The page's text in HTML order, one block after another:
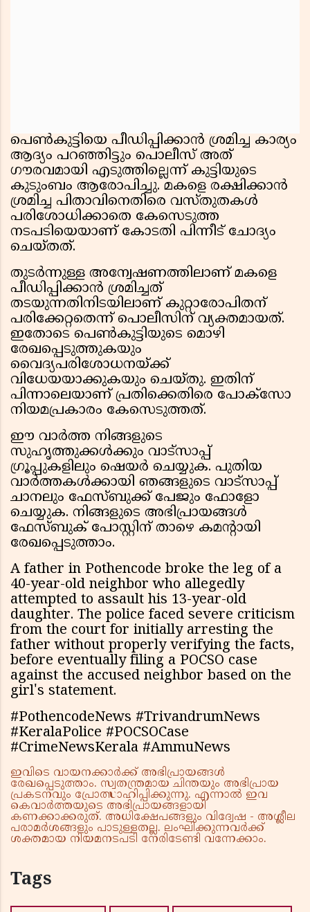
പെൺകുട്ടിയെ പീഡിപ്പിക്കാൻ ശ്രമിച്ച കാര്യം
ആദ്യം പറഞ്ഞിട്ടും പൊലീസ് അത്
ഗൗരവമായി എടുത്തില്ലെന്ന് കുട്ടിയുടെ
കുടുംബം ആരോപിച്ചു. മകളെ രക്ഷിക്കാൻ
ശ്രമിച്ച പിതാവിനെതിരെ വസ്തുതകൾ
പരിശോധിക്കാതെ കേസെടുത്ത
നടപടിയെയാണ് കോടതി പിന്നീട് ചോദ്യം
ചെയ്തത്.
തുടർന്നുള്ള അന്വേഷണത്തിലാണ് മകളെ
പീഡിപ്പിക്കാൻ ശ്രമിച്ചത്
തടയുന്നതിനിടയിലാണ് കുറ്റാരോപിതന്
പരിക്കേറ്റതെന്ന് പൊലീസിന് വ്യക്തമായത്.
ഇതോടെ പെൺകുട്ടിയുടെ മൊഴി
രേഖപ്പെടുത്തുകയും
വൈദ്യപരിശോധനയ്ക്ക്
വിധേയയാക്കുകയും ചെയ്തു. ഇതിന്
പിന്നാലെയാണ് പ്രതിക്കെതിരെ പോക്സോ
നിയമപ്രകാരം കേസെടുത്തത്.
ഈ വാർത്ത നിങ്ങളുടെ
സുഹൃത്തുക്കൾക്കും വാട്സാപ്പ്
ഗ്രൂപ്പുകളിലും ഷെയർ ചെയ്യുക. പുതിയ
വാർത്തകൾക്കായി ഞങ്ങളുടെ വാട്സാപ്പ്
ചാനലും ഫേസ്ബുക്ക് പേജും ഫോളോ
ചെയ്യുക. നിങ്ങളുടെ അഭിപ്രായങ്ങൾ
ഫേസ്ബുക് പോസ്റ്റിന് താഴെ കമന്റായി
രേഖപ്പെടുത്താം.
A father in Pothencode broke the leg of a
40-year-old neighbor who allegedly
attempted to assault his 13-year-old
daughter. The police faced severe criticism
from the court for initially arresting the
father without properly verifying the facts,
before eventually filing a POCSO case
against the accused neighbor based on the
girl's statement.
#PothencodeNews #TrivandrumNews
#KeralaPolice #POCSOCase
#CrimeNewsKerala #AmmuNews
ഇവിടെ വായനക്കാർക്ക് അഭിപ്രായങ്ങൾ
രേഖപ്പെടുത്താം. സ്വതന്ത്രമായ ചിന്തയും അഭിപ്രായ
പ്രകടനവും പ്രോത്സാഹിപ്പിക്കുന്നു. എന്നാൽ ഇവ
കെവാർത്തയുടെ അഭിപ്രായങ്ങളായി
കണക്കാക്കരുത്. അധിക്ഷേപങ്ങളും വിദ്വേഷ - അശ്ലീല
പരാമർശങ്ങളും പാടുള്ളതല്ല. ലംഘിക്കുന്നവർക്ക്
ശക്തമായ നിയമനടപടി നേരിടേണ്ടി വന്നേക്കാം.
Tags